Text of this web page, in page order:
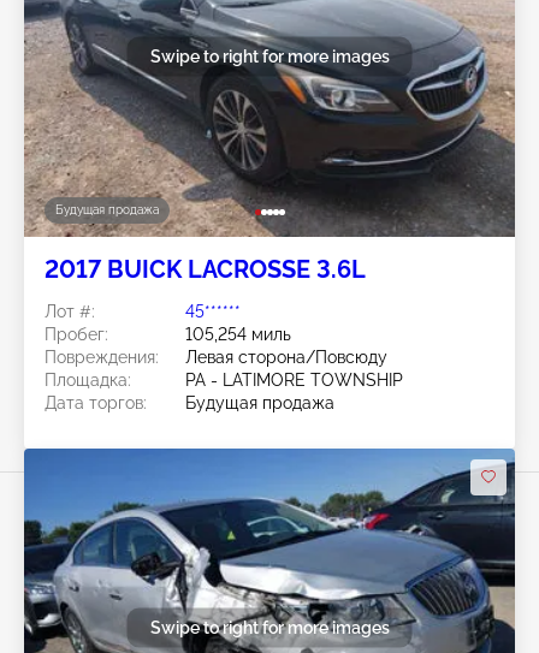
Будущая продажа
Swipe to right for more images
2017 BUICK LACROSSE 3.6L
Лот #:
45******
Пробег:
105,254 миль
Повреждения:
Левая сторона/Повсюду
Площадка:
PA - LATIMORE TOWNSHIP
Дата торгов:
Будущая продажа
Swipe to right for more images